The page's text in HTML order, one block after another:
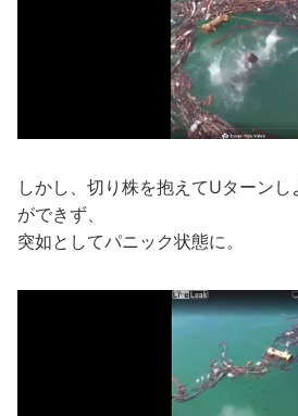
しかし、切り株を抱えてUターン
ができず、
突如としてパニック状態に。